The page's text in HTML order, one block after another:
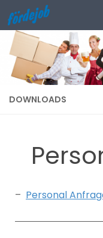
DOWNLOADS
– Personal